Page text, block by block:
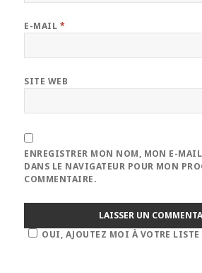
E-MAIL *
SITE WEB
ENREGISTRER MON NOM, MON E-
DANS LE NAVIGATEUR POUR MON
COMMENTAIRE.
OUI, AJOUTEZ MOI À VOTRE